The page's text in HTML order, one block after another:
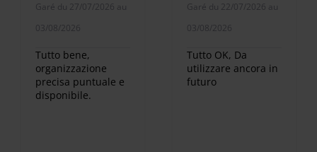
parcheggio)
Garé du 27/07/2026 au
03/08/2026
Tutto bene,
organizzazione
precisa puntuale e
disponibile.
Garé du 22/07/2026 au
03/08/2026
Tutto OK, Da
utilizzare ancora in
futuro